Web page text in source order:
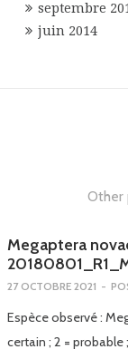
septembre
juin 2014
Other
Megaptera
27 OCTOBRE 2021 -
Espèce observé :
certain ; 2 = probable